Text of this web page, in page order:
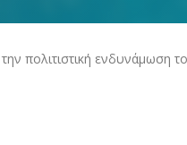
πολιτιστική ενδυνάμωση